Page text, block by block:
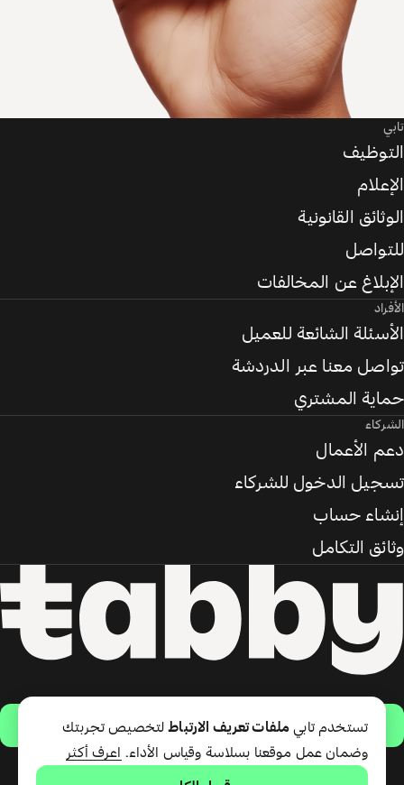
حمّل التطبيق
تابي
التوظيف
الإعلام
الوثائق القانونية
للتواصل
الإبلاغ عن المخالفات
الأفراد
الأسئلة الشائعة للعميل
تواصل معنا عبر الدردشة
حماية المشتري
الشركاء
دعم الأعمال
تسجيل الدخول للشركاء
إنشاء حساب
وثائق التكامل
تستخدم تابي ملفات تعريف الارتباطلتخصيص تجربتك
وضمان عمل موقعنا بسلاسة وقياس الأداء.
اعرف أكثر